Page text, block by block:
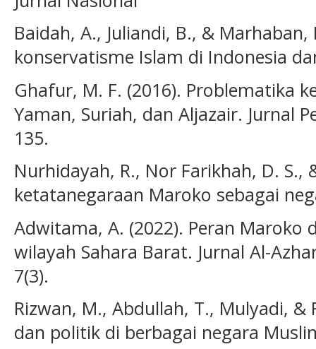
Baidah, A., Juliandi, B., &
konservatisme Islam di Indonesia
Ghafur, M. F. (2016). Problematika
Yaman, Suriah, dan Aljazair. Jurnal
135.
Nurhidayah, R., Nor Farikhah, D. S.,
ketatanegaraan Maroko sebagai
Adwitama, A. (2022). Peran
wilayah Sahara Barat. Jurnal Al-
7(3).
Rizwan, M., Abdullah, T., Mulyadi, &
dan politik di berbagai negara